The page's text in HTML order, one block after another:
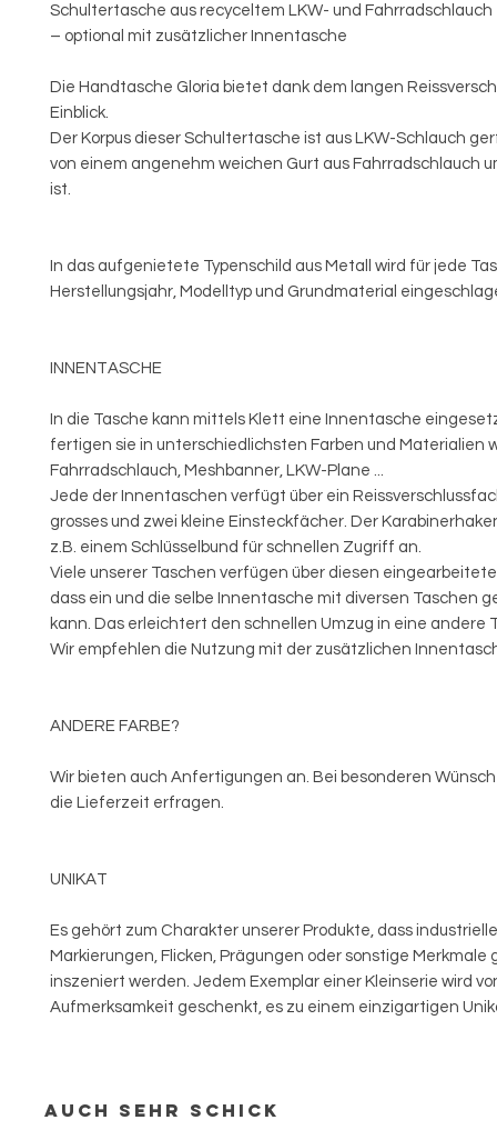
Schultertasche aus recyceltem LKW- und Fahrradschlauch
– optional mit zusätzlicher Innentasche
Die Handtasche Gloria bietet dank dem langen
Einblick.
Der Korpus dieser Schultertasche ist aus LKW-Schlauch
von einem angenehm weichen Gurt aus Fahrradschlauch
ist.
In das aufgenietete Typenschild aus Metall wird für jede
Herstellungsjahr, Modelltyp und Grundmaterial
INNENTASCHE
In die Tasche kann mittels Klett eine Innentasche
fertigen sie in unterschiedlichsten Farben und Materialien
Fahrradschlauch, Meshbanner, LKW-Plane ...
Jede der Innentaschen verfügt über ein
grosses und zwei kleine Einsteckfächer. Der
z.B. einem Schlüsselbund für schnellen Zugriff an.
Viele unserer Taschen verfügen über diesen
dass ein und die selbe Innentasche mit diversen Taschen
kann. Das erleichtert den schnellen Umzug in eine andere
Wir empfehlen die Nutzung mit der zusätzlichen
ANDERE FARBE?
Wir bieten auch Anfertigungen an. Bei besonderen
die Lieferzeit erfragen.
UNIKAT
Es gehört zum Charakter unserer Produkte, dass industrielle
Markierungen, Flicken, Prägungen oder sonstige Merkmale
inszeniert werden. Jedem Exemplar einer Kleinserie wird
Aufmerksamkeit geschenkt, es zu einem einzigartigen
Auch sehr schick